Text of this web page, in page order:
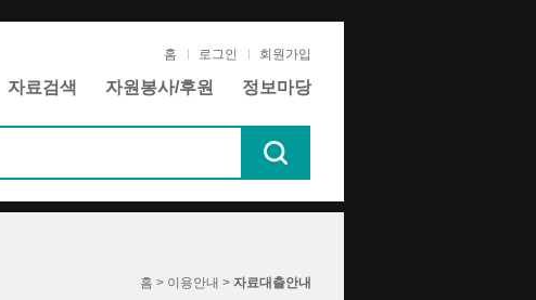
홈 로그인 회원가입
자료검색 자원봉사/후원 정보마당
홈 > 이용안내 > 자료대출안내